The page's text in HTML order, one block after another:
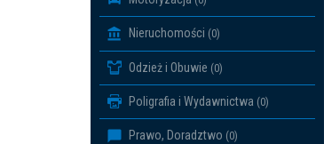
Nieruchomości (0)
Odzież i Obuwie (0)
Poligrafia i Wydawnictwa (0)
Prawo, Doradztwo (0)